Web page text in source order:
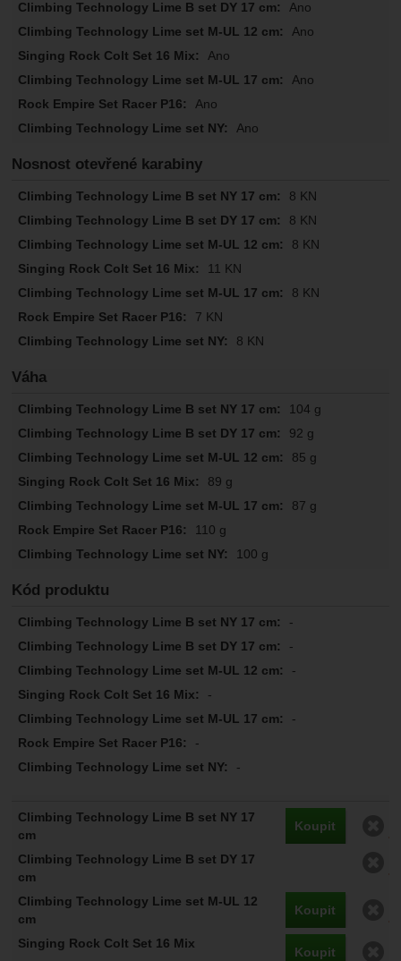
Ano
Ano
Ano
Ano
Ano
Ano
Nosnost otevřené karabiny
8 KN
8 KN
8 KN
11 KN
8 KN
7 KN
8 KN
Váha
104 g
92 g
85 g
89 g
87 g
110 g
100 g
Kód produktu
-
-
-
-
-
-
-
Koupit
Koupit
Koupit